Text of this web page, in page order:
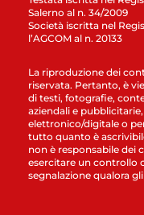
Salerno al n. 34/2009
Società iscritta nel
l’AGCOM al n. 20133
La riproduzione dei
riservata. Pertanto, è
di testi, fotografie,
aziendali e
elettronico/digitale o
tutto quanto è
non è responsabile dei
esercitare un controllo
segnalazione qualora